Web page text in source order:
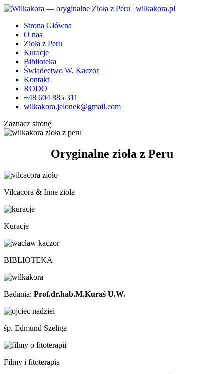
Strona Główna
O nas
Zioła z Peru
Kuracje
Biblioteka
Świadectwo W. Kaczor
Kontakt
RODO
+48 604 885 311
wilkakora.jelonek@gmail.com
Zaznacz stronę
Oryginalne zioła z Peru
Vilcacora & Inne zioła
Kuracje
BIBLIOTEKA
Badania: Prof.dr.hab.M.Kuraś U.W.
śp. Edmund Szeliga
Filmy i fitoterapia